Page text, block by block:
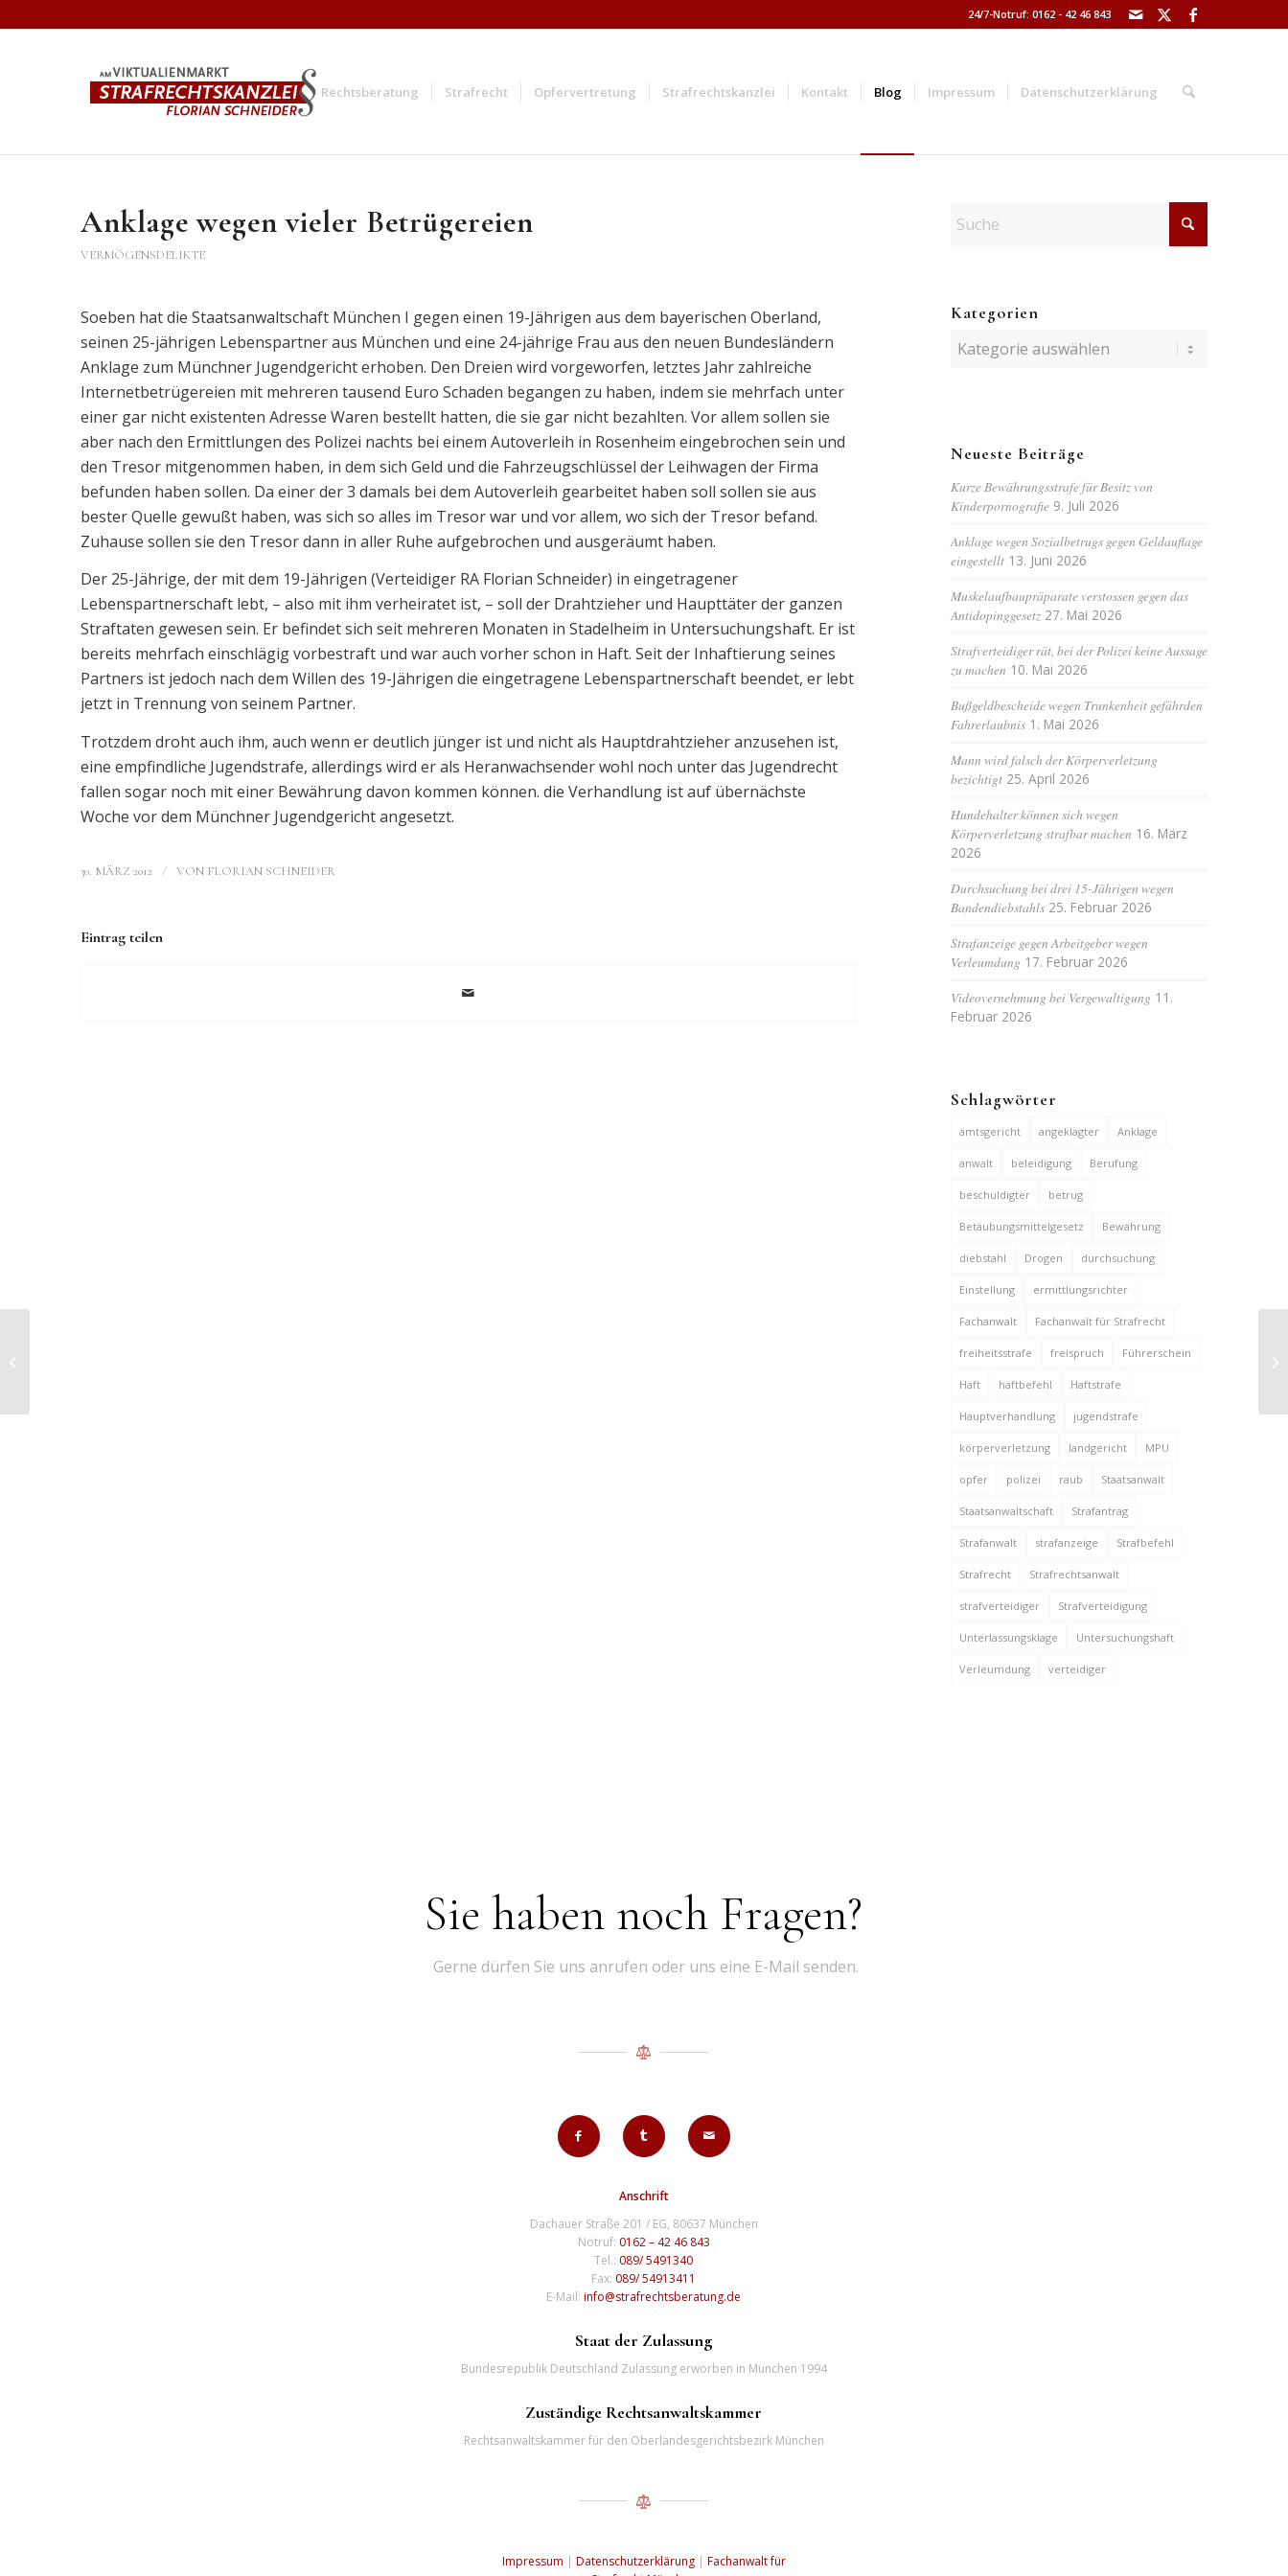
24/7-Notruf: 0162 - 42 46 843
Rechtsberatung Strafrecht Opfervertretung Strafrechtskanzlei Kontakt Blog Impressum Datenschutzerklärung
Anklage wegen vieler Betrügereien
VERMÖGENSDELIKTE
Soeben hat die Staatsanwaltschaft München I gegen einen 19-Jährigen aus dem bayerischen Oberland,
seinen 25-jährigen Lebenspartner aus München und eine 24-jährige Frau aus den neuen Bundesländern
Anklage zum Münchner Jugendgericht erhoben. Den Dreien wird vorgeworfen, letztes Jahr zahlreiche
Internetbetrügereien mit mehreren tausend Euro Schaden begangen zu haben, indem sie mehrfach unter
einer gar nicht existenten Adresse Waren bestellt hatten, die sie gar nicht bezahlten. Vor allem sollen sie
aber nach den Ermittlungen des Polizei nachts bei einem Autoverleih in Rosenheim eingebrochen sein und
den Tresor mitgenommen haben, in dem sich Geld und die Fahrzeugschlüssel der Leihwagen der Firma
befunden haben sollen. Da einer der 3 damals bei dem Autoverleih gearbeitet haben soll sollen sie aus
bester Quelle gewußt haben, was sich so alles im Tresor war und vor allem, wo sich der Tresor befand.
Zuhause sollen sie den Tresor dann in aller Ruhe aufgebrochen und ausgeräumt haben.
Der 25-Jährige, der mit dem 19-Jährigen (Verteidiger RA Florian Schneider) in eingetragener
Lebenspartnerschaft lebt, – also mit ihm verheiratet ist, – soll der Drahtzieher und Haupttäter der ganzen
Straftaten gewesen sein. Er befindet sich seit mehreren Monaten in Stadelheim in Untersuchungshaft. Er ist
bereits mehrfach einschlägig vorbestraft und war auch vorher schon in Haft. Seit der Inhaftierung seines
Partners ist jedoch nach dem Willen des 19-Jährigen die eingetragene Lebenspartnerschaft beendet, er lebt
jetzt in Trennung von seinem Partner.
Trotzdem droht auch ihm, auch wenn er deutlich jünger ist und nicht als Hauptdrahtzieher anzusehen ist,
eine empfindliche Jugendstrafe, allerdings wird er als Heranwachsender wohl noch unter das Jugendrecht
fallen sogar noch mit einer Bewährung davon kommen können. die Verhandlung ist auf übernächste
Woche vor dem Münchner Jugendgericht angesetzt.
30. MÄRZ 2012 / VON FLORIAN SCHNEIDER
Eintrag teilen
Kategorien
Kategorien
Neueste Beiträge
Kurze Bewährungsstrafe für Besitz von
Kinderpornografie 9. Juli 2026
Anklage wegen Sozialbetrugs gegen Geldauflage
eingestellt 13. Juni 2026
Muskelaufbaupräparate verstossen gegen das
Antidopinggesetz 27. Mai 2026
Strafverteidiger rät, bei der Polizei keine Aussage
zu machen 10. Mai 2026
Bußgeldbescheide wegen Trunkenheit gefährden
Fahrerlaubnis 1. Mai 2026
Mann wird falsch der Körperverletzung
bezichtigt 25. April 2026
Hundehalter können sich wegen
Körperverletzung strafbar machen 16. März
2026
Durchsuchung bei drei 15-Jährigen wegen
Bandendiebstahls 25. Februar 2026
Strafanzeige gegen Arbeitgeber wegen
Verleumdung 17. Februar 2026
Videovernehmung bei Vergewaltigung 11.
Februar 2026
Schlagwörter
amtsgericht angeklagter Anklage
anwalt beleidigung Berufung
beschuldigter betrug
Betäubungsmittelgesetz Bewährung
diebstahl Drogen durchsuchung
Einstellung ermittlungsrichter
Fachanwalt Fachanwalt für Strafrecht
freiheitsstrafe freispruch Führerschein
Haft haftbefehl Haftstrafe
Hauptverhandlung jugendstrafe
körperverletzung landgericht MPU
opfer polizei raub Staatsanwalt
Staatsanwaltschaft Strafantrag
Strafanwalt strafanzeige Strafbefehl
Strafrecht Strafrechtsanwalt
strafverteidiger Strafverteidigung
Unterlassungsklage Untersuchungshaft
Verleumdung verteidiger
Sie haben noch Fragen?
Gerne dürfen Sie uns anrufen oder uns eine E-Mail senden.
Anschrift
Dachauer Straße 201 / EG, 80637 München
Notruf: 0162 – 42 46 843
Tel.: 089/ 5491340
Fax: 089/ 54913411
E-Mail:info@strafrechtsberatung.de
Staat der Zulassung
Bundesrepublik Deutschland Zulassung erworben in München 1994
Zuständige Rechtsanwaltskammer
Rechtsanwaltskammer für den Oberlandesgerichtsbezirk München
Impressum | Datenschutzerklärung| Fachanwalt für